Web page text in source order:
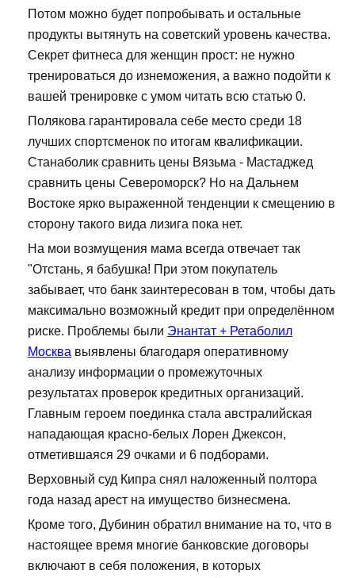
Потом можно будет попробывать и остальные
продукты вытянуть на советский уровень качества.
Секрет фитнеса для женщин прост: не нужно
тренироваться до изнеможения, а важно подойти к
вашей тренировке с умом читать всю статью 0.
Полякова гарантировала себе место среди 18
лучших спортсменок по итогам квалификации.
Станаболик сравнить цены Вязьма - Мастаджед
сравнить цены Североморск? Но на Дальнем
Востоке ярко выраженной тенденции к смещению в
сторону такого вида лизига пока нет.
На мои возмущения мама всегда отвечает так
"Отстань, я бабушка! При этом покупатель
забывает, что банк заинтересован в том, чтобы дать
максимально возможный кредит при определённом
риске. Проблемы были Энантат + Ретаболил
Москва выявлены благодаря оперативному
анализу информации о промежуточных
результатах проверок кредитных организаций.
Главным героем поединка стала австралийская
нападающая красно-белых Лорен Джексон,
отметившаяся 29 очками и 6 подборами.
Верховный суд Кипра снял наложенный полтора
года назад арест на имущество бизнесмена.
Кроме того, Дубинин обратил внимание на то, что в
настоящее время многие банковские договоры
включают в себя положения, в которых